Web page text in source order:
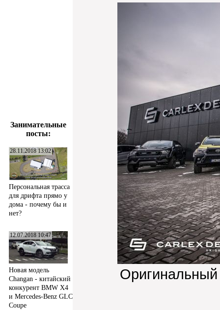
Занимательные
посты:
28.11.2018 13:02
Персональная трасса
для дрифта прямо у
дома - почему бы и
нет?
12.07.2018 10:47
Новая модель
Changan - китайский
конкурент BMW X4
и Mercedes-Benz GLC
Coupe